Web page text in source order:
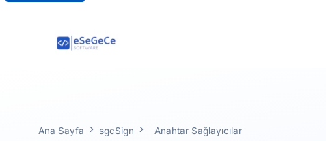
Ana Sayfa sgcSign Anahtar Sağlayıcılar